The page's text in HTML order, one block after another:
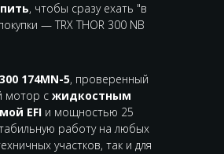
, чтобы сразу ехать "в
— TRX THOR 300 NB
174MN-5, проверенный
мотор с жидкостным
EFI и мощностью 25
работу на любых
участков, так и для